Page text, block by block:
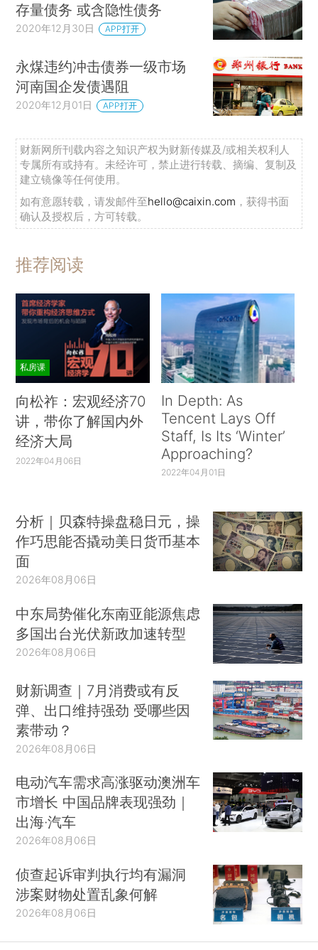
存量债务 或含隐性债务
2020年12月30日 APP打开
永煤违约冲击债券一级市场
河南国企发债遇阻
2020年12月01日 APP打开
财新网所刊载内容之知识产权为财新传媒及/或相关权利人
专属所有或持有。未经许可，禁止进行转载、摘编、复制及
建立镜像等任何使用。
如有意愿转载，请发邮件至hello@caixin.com ，获得书面
确认及授权后，方可转载。
推荐阅读
私房课
向松祚：宏观经济70
讲，带你了解国内外
经济大局
2022年04月06日
In Depth: As
Tencent Lays Off
Staff, Is Its ‘Winter’
Approaching?
2022年04月01日
分析｜贝森特操盘稳日元，操
作巧思能否撬动美日货币基本
面
2026年08月06日
中东局势催化东南亚能源焦虑
多国出台光伏新政加速转型
2026年08月06日
财新调查｜7月消费或有反
弹、出口维持强劲 受哪些因
素带动？
2026年08月06日
电动汽车需求高涨驱动澳洲车
市增长 中国品牌表现强劲｜
出海·汽车
2026年08月06日
侦查起诉审判执行均有漏洞
涉案财物处置乱象何解
2026年08月06日